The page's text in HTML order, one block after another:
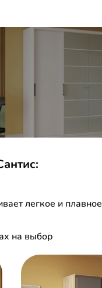
легкое и плавное
на выбор